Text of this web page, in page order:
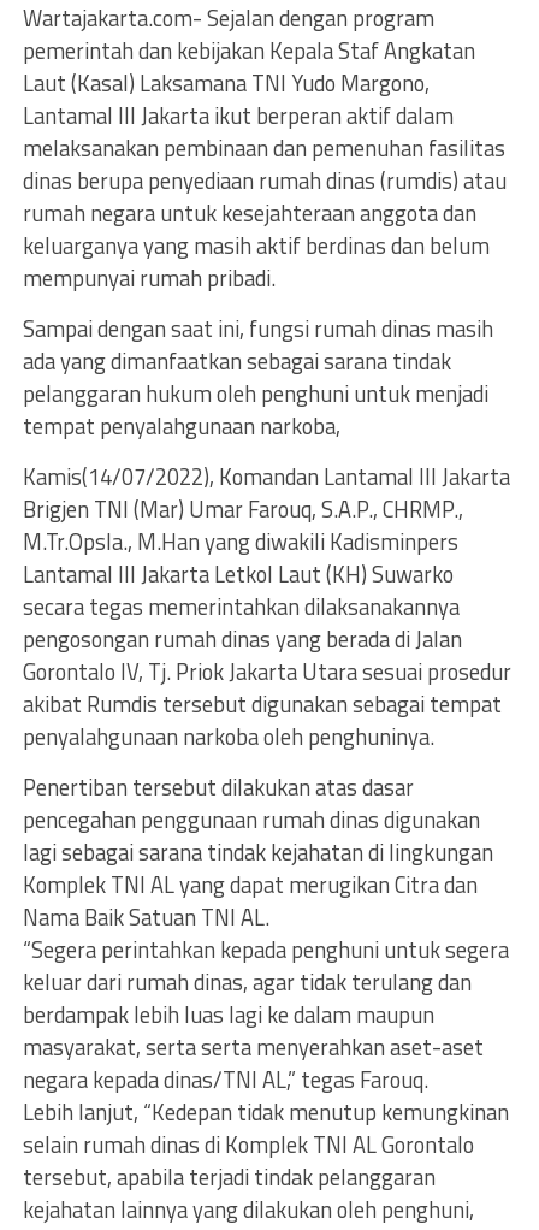
Wartajakarta.com- Sejalan dengan program
pemerintah dan kebijakan Kepala Staf Angkatan
Laut (Kasal) Laksamana TNI Yudo Margono,
Lantamal III Jakarta ikut berperan aktif dalam
melaksanakan pembinaan dan pemenuhan fasilitas
dinas berupa penyediaan rumah dinas (rumdis) atau
rumah negara untuk kesejahteraan anggota dan
keluarganya yang masih aktif berdinas dan belum
mempunyai rumah pribadi.
Sampai dengan saat ini, fungsi rumah dinas masih
ada yang dimanfaatkan sebagai sarana tindak
pelanggaran hukum oleh penghuni untuk menjadi
tempat penyalahgunaan narkoba,
Kamis(14/07/2022), Komandan Lantamal III Jakarta
Brigjen TNI (Mar) Umar Farouq, S.A.P., CHRMP.,
M.Tr.Opsla., M.Han yang diwakili Kadisminpers
Lantamal III Jakarta Letkol Laut (KH) Suwarko
secara tegas memerintahkan dilaksanakannya
pengosongan rumah dinas yang berada di Jalan
Gorontalo IV, Tj. Priok Jakarta Utara sesuai prosedur
akibat Rumdis tersebut digunakan sebagai tempat
penyalahgunaan narkoba oleh penghuninya.
Penertiban tersebut dilakukan atas dasar
pencegahan penggunaan rumah dinas digunakan
lagi sebagai sarana tindak kejahatan di lingkungan
Komplek TNI AL yang dapat merugikan Citra dan
Nama Baik Satuan TNI AL.
“Segera perintahkan kepada penghuni untuk segera
keluar dari rumah dinas, agar tidak terulang dan
berdampak lebih luas lagi ke dalam maupun
masyarakat, serta serta menyerahkan aset-aset
negara kepada dinas/TNI AL,” tegas Farouq.
Lebih lanjut, “Kedepan tidak menutup kemungkinan
selain rumah dinas di Komplek TNI AL Gorontalo
tersebut, apabila terjadi tindak pelanggaran
kejahatan lainnya yang dilakukan oleh penghuni,